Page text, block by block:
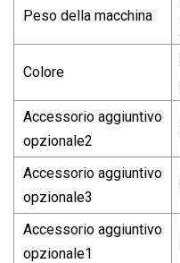
Peso della macchina
Colore
Accessorio aggiuntivo
opzionale2
Accessorio aggiuntivo
opzionale3
Accessorio aggiuntivo
opzionale1